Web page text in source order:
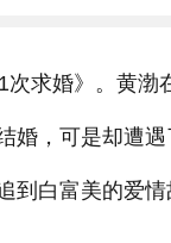
求婚》。黄渤
婚，可是却遭
到白富美的爱情